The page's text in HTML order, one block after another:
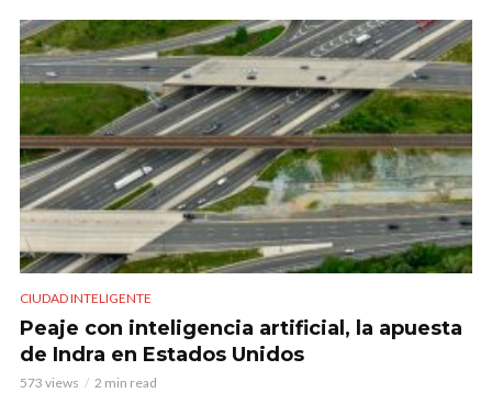
CIUDAD INTELIGENTE
Peaje con inteligencia artificial, la apuesta
de Indra en Estados Unidos
573 views 2 min read